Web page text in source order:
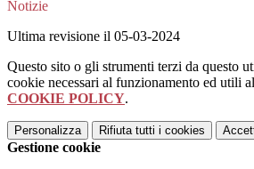
Notizie
Ultima revisione il 05-03-2024
Questo sito o gli strumenti terzi da questo
cookie necessari al funzionamento ed utili
COOKIE POLICY.
Personalizza Rifiuta tutti i cookies
Gestione cookie